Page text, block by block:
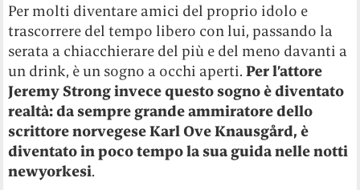
Per molti diventare amici del proprio idolo e
trascorrere del tempo libero con lui, passando la
serata a chiacchierare del più e del meno davanti a
un drink, è un sogno a occhi aperti.Per l’attore
Jeremy Strong invece questo sogno è diventato
realtà: da sempre grande ammiratore dello
scrittore norvegese Karl Ove Knausgård, è
diventato in poco tempo la sua guida nelle notti
newyorkesi.